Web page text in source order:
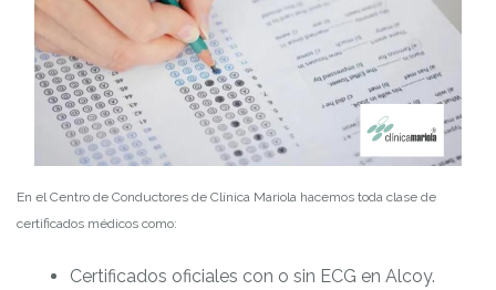
En el Centro de Conductores de Clínica Mariola hacemos toda clase de
certificados médicos como:
Certificados oficiales con o sin ECG en Alcoy.